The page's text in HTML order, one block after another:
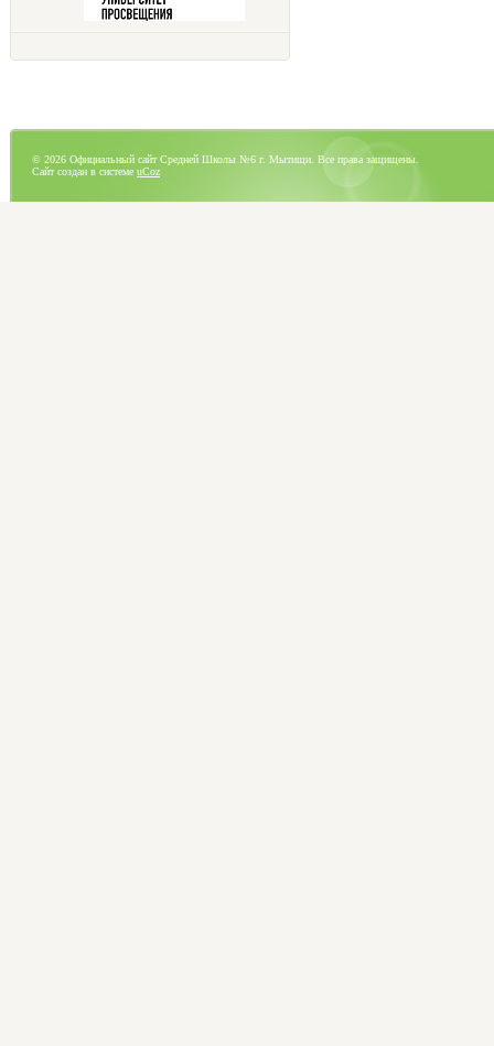
© 2026 Официальный сайт Средней Школы №6 г. Мытищи. Все права защищены.
Сайт создан в системе uCoz